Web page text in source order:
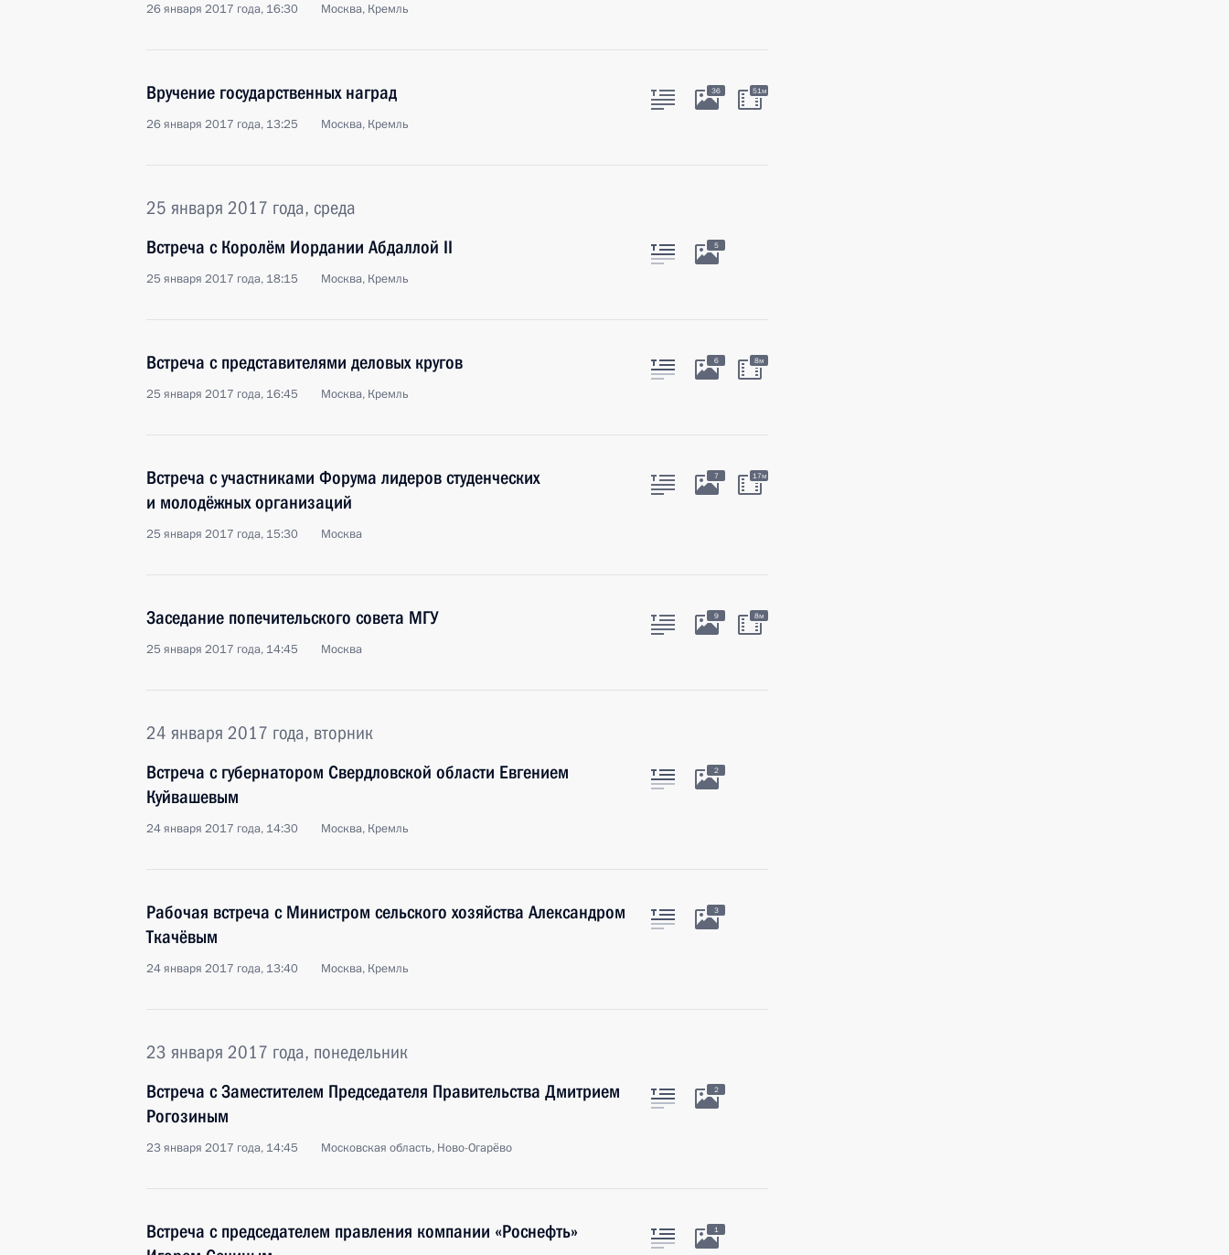
26 января 2017 года, 16:30 Москва, Кремль
Вручение государственных наград
26 января 2017 года, 13:25 Москва, Кремль
36 51м
25 января 2017 года, среда
Встреча с Королём Иордании Абдаллой II
25 января 2017 года, 18:15 Москва, Кремль
5
Встреча с представителями деловых кругов
25 января 2017 года, 16:45 Москва, Кремль
6 8м
Встреча с участниками Форума лидеров студенческих
и молодёжных организаций
25 января 2017 года, 15:30 Москва
7 17м
Заседание попечительского совета МГУ
25 января 2017 года, 14:45 Москва
9 8м
24 января 2017 года, вторник
Встреча с губернатором Свердловской области Евгением
Куйвашевым
24 января 2017 года, 14:30 Москва, Кремль
2
Рабочая встреча с Министром сельского хозяйства Александром
Ткачёвым
24 января 2017 года, 13:40 Москва, Кремль
3
23 января 2017 года, понедельник
Встреча с Заместителем Председателя Правительства Дмитрием
Рогозиным
23 января 2017 года, 14:45 Московская область, Ново-Огарёво
2
Встреча с председателем правления компании «Роснефть»
1